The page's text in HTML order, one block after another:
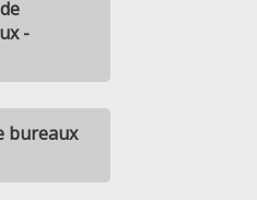
-
bureaux